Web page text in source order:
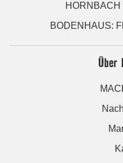
HORNBACH
BODENHAUS:
Über